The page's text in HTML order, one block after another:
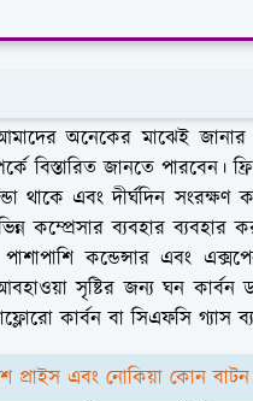
অনেকের মাঝেই
জানতে পারবেন।
থাকে এবং দীর্ঘদিন সংরক্ষণ
কম্প্রেসার ব্যবহার
কন্ডেন্সার এবং
সৃষ্টির জন্য ঘন
কার্বন বা সিএফসি গ্যাস
প্রাইস এবং নোকিয়া কোন